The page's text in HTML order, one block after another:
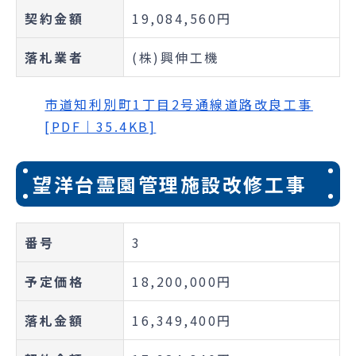
契約金額 19,084,560円
落札業者 (株)興伸工機
市道知利別町1丁目2号通線道路改良工事
[PDF｜35.4KB]
望洋台霊園管理施設改修工事
番号 3
予定価格 18,200,000円
落札金額 16,349,400円